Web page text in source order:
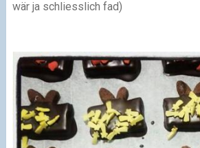
wär ja schliesslich fad)